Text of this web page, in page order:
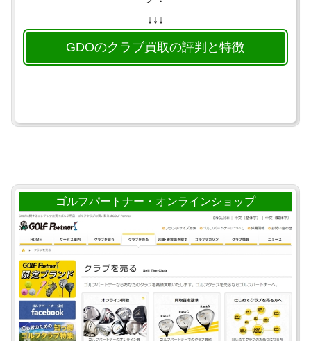
↓↓↓
GDOのクラブ買取の評判と特徴
ゴルフパートナー・オンラインショップ